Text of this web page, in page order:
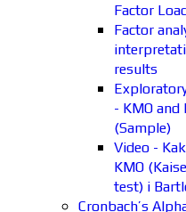
Factor
Factor
results
- KMO
(Sample)
Video -
KMO
test) i
Cronbach’s